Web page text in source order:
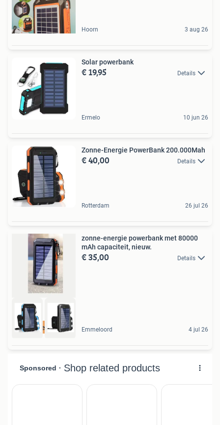
Hoorn 3 aug 26
Solar powerbank
€ 19,95 Details
Ermelo 10 jun 26
Zonne-Energie PowerBank 200.000Mah
€ 40,00 Details
Rotterdam 26 jul 26
Ook in de webshop
zonne-energie powerbank met 80000
mAh capaciteit, nieuw.
€ 35,00 Details
Emmeloord 4 jul 26